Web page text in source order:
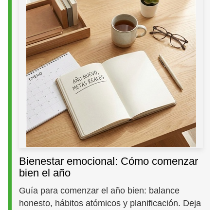
Bienestar emocional: Cómo comenzar
bien el año
Guía para comenzar el año bien: balance
honesto, hábitos atómicos y planificación. Deja